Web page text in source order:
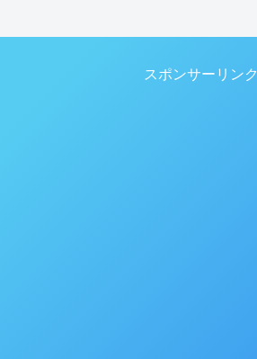
スポンサーリンク